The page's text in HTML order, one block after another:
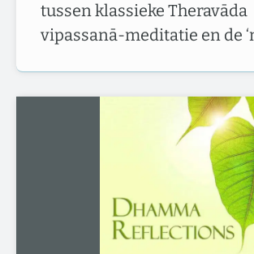
tussen klassieke Theravāda
vipassanā-meditatie en de